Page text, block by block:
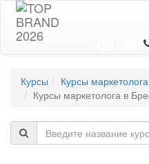
Курсы Курсы маркетолога
Курсы маркетолога в